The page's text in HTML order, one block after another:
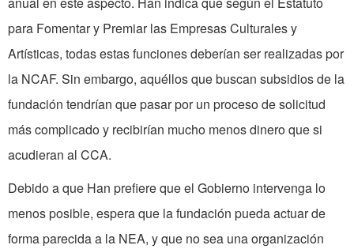
para Fomentar y Premiar las Empresas Culturales y
Artísticas, todas estas funciones deberían ser realizadas por
la NCAF. Sin embargo, aquéllos que buscan subsidios de la
fundación tendrían que pasar por un proceso de solicitud
más complicado y recibirían mucho menos dinero que si
acudieran al CCA.
Debido a que Han prefiere que el Gobierno intervenga lo
menos posible, espera que la fundación pueda actuar de
forma parecida a la NEA, y que no sea una organización